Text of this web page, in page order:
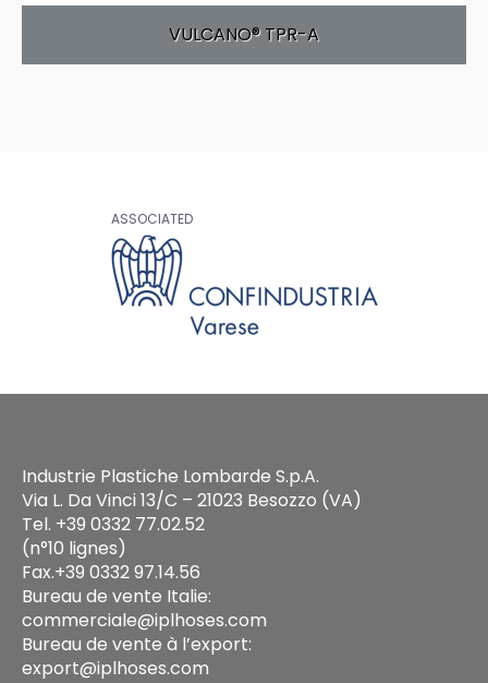
VULCANO® TPR-A
ASSOCIATED
Industrie Plastiche Lombarde S.p.A.
Via L. Da Vinci 13/C – 21023 Besozzo (VA)
Tel. +39 0332 77.02.52
(n°10 lignes)
Fax.+39 0332 97.14.56
Bureau de vente Italie:
commerciale@iplhoses.com
Bureau de vente à l’export:
export@iplhoses.com